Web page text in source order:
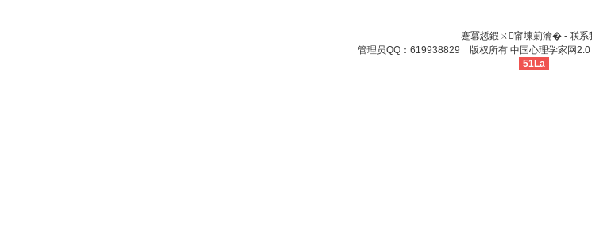
蹇冪悊鍜ㄨ甯堜箣瀹� - 联系
管理员QQ：619938829 版权所有 中国心理学家网2.0
51La